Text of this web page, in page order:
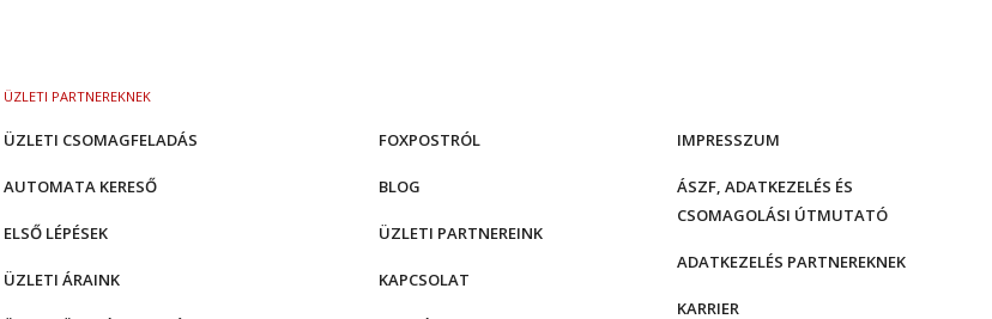
ÜZLETI PARTNEREKNEK
ÜZLETI CSOMAGFELADÁS
AUTOMATA KERESŐ
ELSŐ LÉPÉSEK
ÜZLETI ÁRAINK
FOXPOSTRÓL
BLOG
ÜZLETI PARTNEREINK
KAPCSOLAT
IMPRESSZUM
ÁSZF, ADATKEZELÉS ÉS
CSOMAGOLÁSI ÚTMUTATÓ
ADATKEZELÉS PARTNEREKNEK
KARRIER